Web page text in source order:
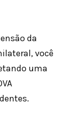
da
você
uma